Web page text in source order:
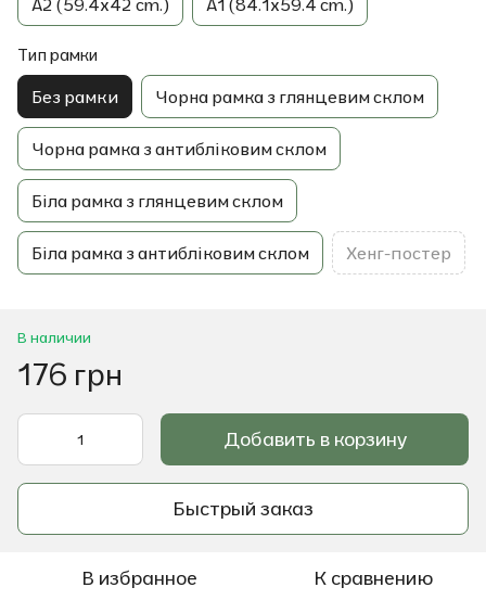
Тип рамки
Без рамки Чорна рамка з глянцевим склом
Чорна рамка з антибліковим склом
Біла рамка з глянцевим склом
Біла рамка з антибліковим склом Хенг-постер
В наличии
176 грн
Добавить в корзину
Быстрый заказ
В избранное К сравнению